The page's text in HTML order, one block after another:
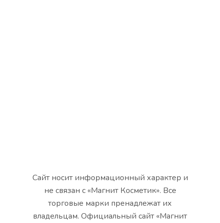
Сайт носит информационный характер и
не связан с «Магнит Косметик». Все
торговые марки пренадлежат их
владельцам. Официальный сайт «Магнит